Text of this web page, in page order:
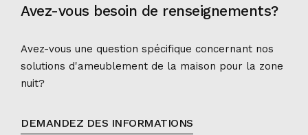
Avez-vous besoin de renseignements?
Avez-vous une question spécifique concernant nos
solutions d'ameublement de la maison pour la zone
nuit?
DEMANDEZ DES INFORMATIONS